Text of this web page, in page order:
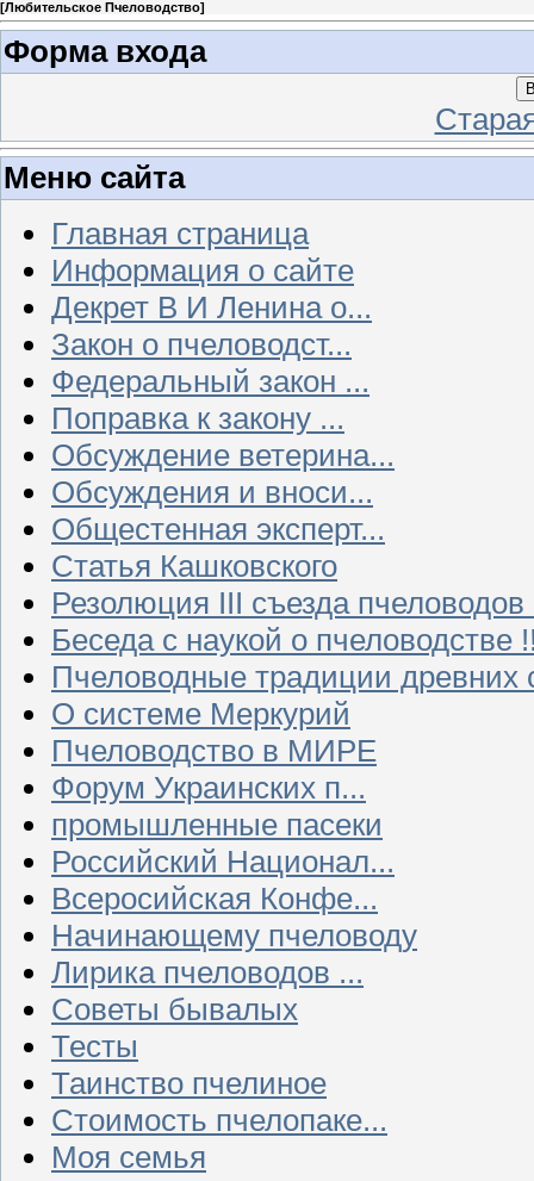
[Любительское Пчеловодство]
Форма входа
Меню сайта
Главная страница
Информация о сайте
Декрет В И Ленина о...
Закон о пчеловодст...
Федеральный закон ...
Поправка к закону ...
Обсуждение ветерина...
Обсуждения и вноси...
Общестенная эксперт...
Статья Кашковского
Резолюция III съезда
Беседа с наукой о пчеловодстве
Пчеловодные традиции древних
О системе Меркурий
Пчеловодство в МИРЕ
Форум Украинских п...
промышленные пасеки
Российский Национал...
Всеросийская Конфе...
Начинающему пчеловоду
Лирика пчеловодов ...
Советы бывалых
Тесты
Таинство пчелиное
Стоимость пчелопаке...
Моя семья